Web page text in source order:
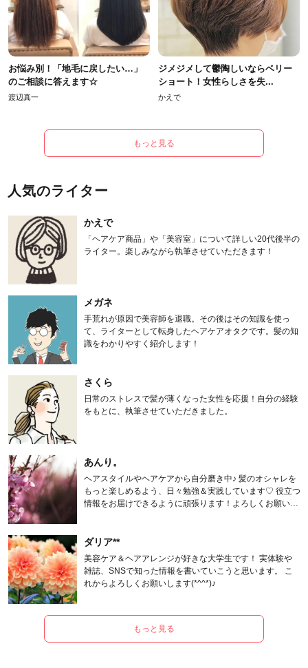
お悩み別！「地毛に戻したい…」
のご相談に答えます☆
渡辺真一
ジメジメして鬱陶しいならベリー
ショート！女性らしさを失...
かえで
もっと見る
人気のライター
かえで
「ヘアケア商品」や「美容室」について詳しい20代後半の
ライター。楽しみながら執筆させていただきます！
メガネ
手荒れが原因で美容師を退職。その後はその知識を使っ
て、ライターとして転身したヘアケアオタクです。髪の知
識をわかりやすく紹介します！
さくら
日常のストレスで髪が薄くなった女性を応援！自分の経験
をもとに、執筆させていただきました。
あんり。
ヘアスタイルやヘアケアから自分磨き中♪ 髪のオシャレを
もっと楽しめるよう、日々勉強＆実践しています♡ 役立つ
情報をお届けできるように頑張ります！よろしくお願いし
ダリア**
美容ケア＆ヘアアレンジが好きな大学生です！ 実体験や
雑誌、SNSで知った情報を書いていこうと思います。 こ
れからよろしくお願いします(*^^*)♪
もっと見る